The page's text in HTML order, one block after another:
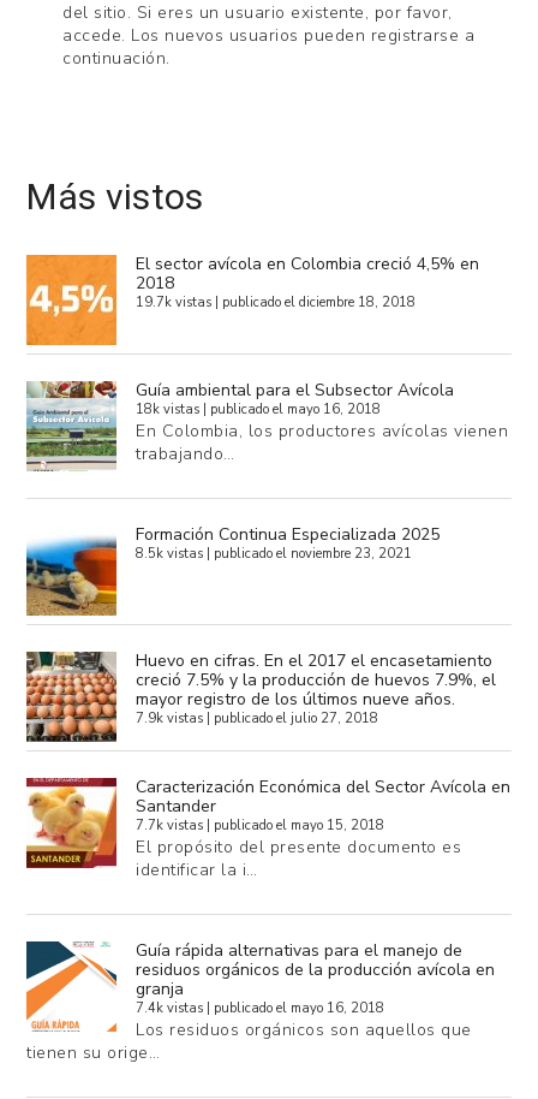
del sitio. Si eres un usuario existente, por favor,
accede. Los nuevos usuarios pueden registrarse a
continuación.
Más vistos
El sector avícola en Colombia creció 4,5% en
2018
19.7k vistas publicado el diciembre 18, 2018
Guía ambiental para el Subsector Avícola
18k vistas publicado el mayo 16, 2018
En Colombia, los productores avícolas vienen
trabajando…
Formación Continua Especializada 2025
8.5k vistas publicado el noviembre 23, 2021
Huevo en cifras. En el 2017 el encasetamiento
creció 7.5% y la producción de huevos 7.9%, el
mayor registro de los últimos nueve años.
7.9k vistas publicado el julio 27, 2018
Caracterización Económica del Sector Avícola en
Santander
7.7k vistas publicado el mayo 15, 2018
El propósito del presente documento es
identificar la i…
Guía rápida alternativas para el manejo de
residuos orgánicos de la producción avícola en
granja
7.4k vistas publicado el mayo 16, 2018
Los residuos orgánicos son aquellos que
tienen su orige…